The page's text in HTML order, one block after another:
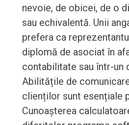
nevoie, de obicei, de o
sau echivalentă. Unii
prefera ca
diplomă de asociat în
contabilitate sau într-un
Abilitățile de
clienților sunt esențiale
Cunoașterea